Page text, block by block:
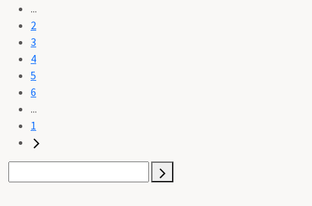
...
2
3
4
5
6
...
1